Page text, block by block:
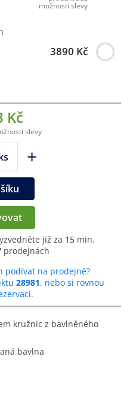
možnosti slevy
3890 Kč
Kč
slevy
+
již za 15 min.
prodejnách
podívat na prodejně?
28981, nebo si rovnou
bavlna